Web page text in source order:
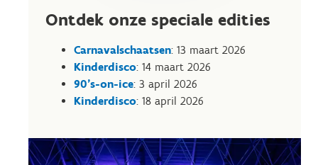
Ontdek onze speciale edities
Carnavalschaatsen: 13 maart 2026
Kinderdisco: 14 maart 2026
90's-on-ice: 3 april 2026
Kinderdisco: 18 april 2026